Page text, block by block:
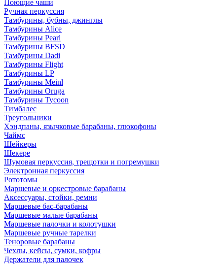
Поющие чаши
Ручная перкуссия
Тамбурины, бубны, джинглы
Тамбурины Alice
Тамбурины Pearl
Тамбурины BFSD
Тамбурины Dadi
Тамбурины Flight
Тамбурины LP
Тамбурины Meinl
Тамбурины Oruga
Тамбурины Tycoon
Тимбалес
Треугольники
Хэндпаны, язычковые барабаны, глюкофоны
Чаймс
Шейкеры
Шекере
Шумовая перкуссия, трещотки и погремушки
Электронная перкуссия
Рототомы
Маршевые и оркестровые барабаны
Аксессуары, стойки, ремни
Маршевые бас-барабаны
Маршевые малые барабаны
Маршевые палочки и колотушки
Маршевые ручные тарелки
Теноровые барабаны
Чехлы, кейсы, сумки, кофры
Держатели для палочек